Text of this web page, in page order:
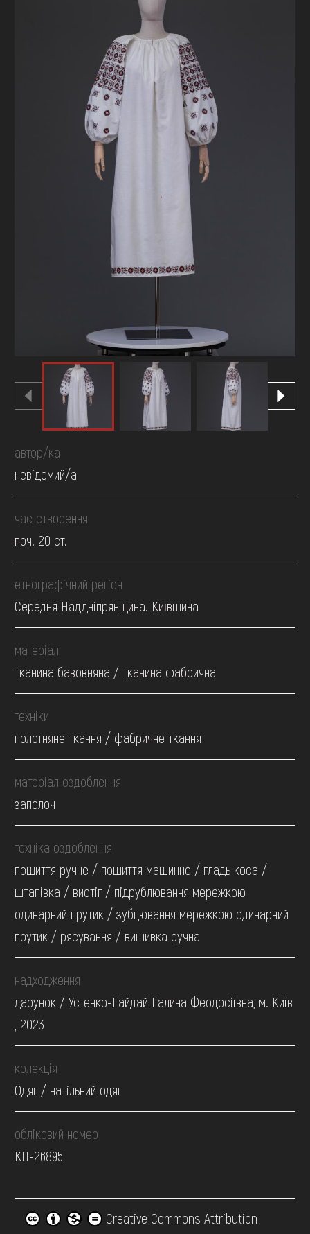
автор/ка
невідомий/а
час створення
поч. 20 ст.
етнографічний регіон
Середня Наддніпрянщина. Київщина
матеріал
тканина бавовняна / тканина фабрична
техніки
полотняне ткання / фабричне ткання
матеріал оздоблення
заполоч
техніка оздоблення
пошиття ручне / пошиття машинне / гладь коса /
штапівка / вистіг / підрублювання мережкою
одинарний прутик / зубцювання мережкою одинарний
прутик / рясування / вишивка ручна
надходження
дарунок / Устенко-Гайдай Галина Феодосіївна, м. Київ
, 2023
колекція
Одяг / натільний одяг
обліковий номер
КН-26895
Creative Commons Attribution